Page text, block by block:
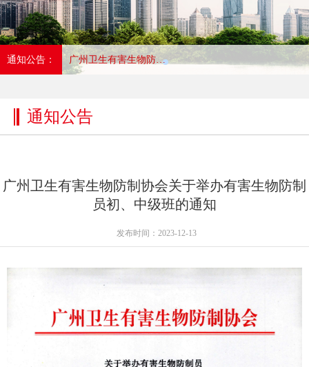
通知公告： 广州卫生有害生物防制协会关于召开第五届第二十会员代表大会暨协会成立25周年大会的通知
通知公告
广州卫生有害生物防制协会关于举办有害生物防制
员初、中级班的通知
发布时间：2023-12-13